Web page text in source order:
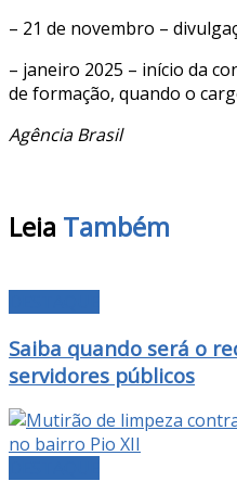
– 21 de novembro –
– janeiro 2025 – início da
de formação, quando o
Agência Brasil
Leia Também
Saiba quando será o
servidores públicos